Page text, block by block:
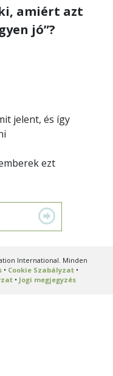
amiért azt
jó”?
jelent, és így
ezt
International. Minden
• Cookie Szabályzat•
• Jogi megjegyzés